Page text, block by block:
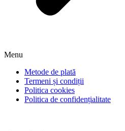
Menu
Metode de plată
Termeni și condiții
Politica cookies
Politica de confidențialitate